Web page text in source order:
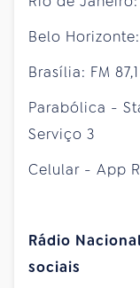
Belo Horizonte:
Brasília: FM
Parabólica -
Serviço 3
Celular - App
Rádio
sociais